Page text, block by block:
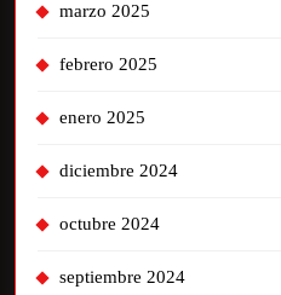
marzo 2025
febrero 2025
enero 2025
diciembre 2024
octubre 2024
septiembre 2024